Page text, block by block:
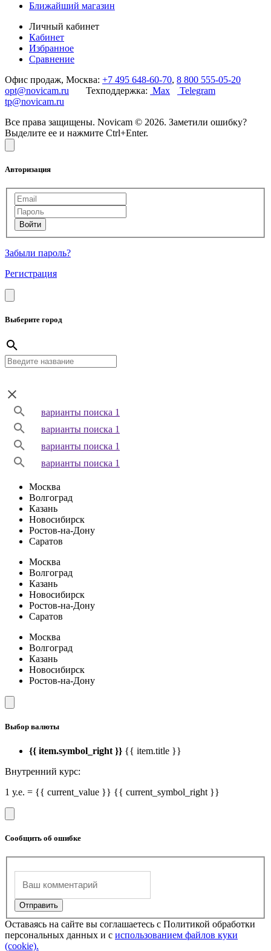
Ближайший магазин
Личный кабинет
Кабинет
Избранное
Сравнение
Офис продаж, Москва: +7 495 648-60-70, 8 800 555-05-20
opt@novicam.ru Техподдержка: Max
Telegram
tp@novicam.ru
Все права защищены. Novicam © 2026. Заметили ошибку?
Выделите ее и нажмите Ctrl+Enter.
Авторизация
Забыли пароль?
Регистрация
Выберите город
варианты поиска 1
варианты поиска 1
варианты поиска 1
варианты поиска 1
Москва
Волгоград
Казань
Новосибирск
Ростов-на-Дону
Саратов
Москва
Волгоград
Казань
Новосибирск
Ростов-на-Дону
Саратов
Москва
Волгоград
Казань
Новосибирск
Ростов-на-Дону
Выбор валюты
{{ item.symbol_right }} {{ item.title }}
Внутренний курс:
1 у.е. = {{ current_value }} {{ current_symbol_right }}
Сообщить об ошибке
Оставаясь на сайте вы соглашаетесь с Политикой обработки
персональных данных и с использованием файлов куки
(cookie).